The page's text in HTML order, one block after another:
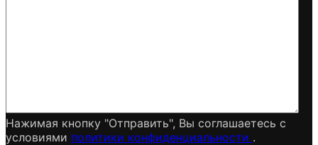
Нажимая кнопку "Отправить", Вы соглашаетесь c
условиями политики конфиденциальности .